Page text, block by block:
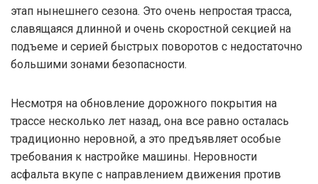
этап нынешнего сезона. Это очень непростая трасса,
славящаяся длинной и очень скоростной секцией на
подъеме и серией быстрых поворотов с недостаточно
большими зонами безопасности.
Несмотря на обновление дорожного покрытия на
трассе несколько лет назад, она все равно осталась
традиционно неровной, а это предъявляет особые
требования к настройке машины. Неровности
асфальта вкупе с направлением движения против